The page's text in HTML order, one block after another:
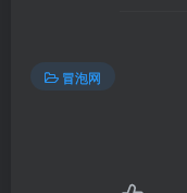
冒泡网